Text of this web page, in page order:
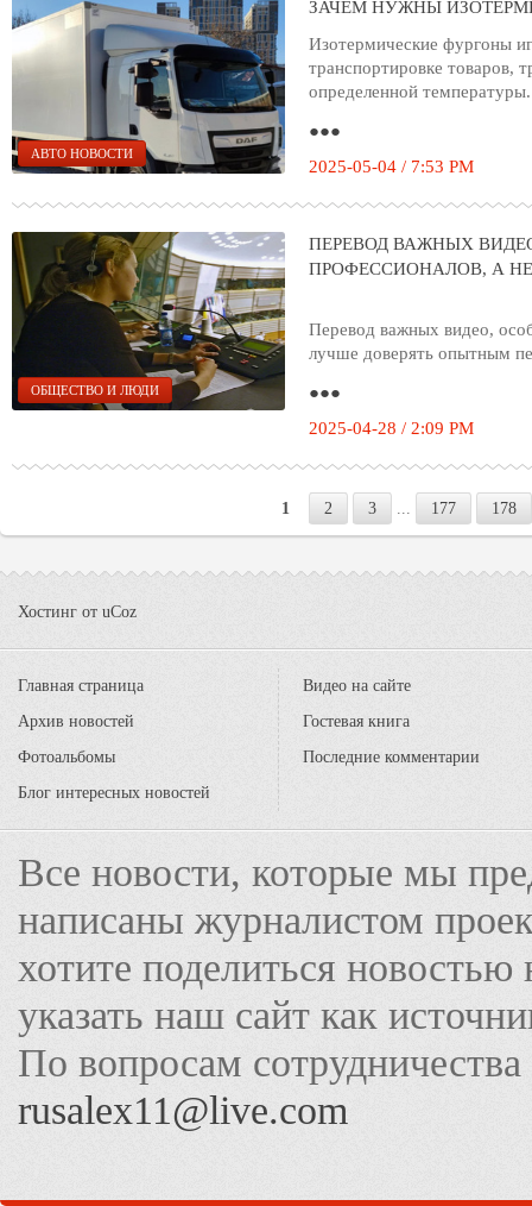
АВТО НОВОСТИ
ЗАЧЕМ НУЖНЫ
Изотермические фургоны
транспортировке товаров,
определенной температуры.
●●●
2025-05-04 / 7:53 PM
ОБЩЕСТВО И ЛЮДИ
ПЕРЕВОД ВАЖНЫХ
ПРОФЕССИОНАЛОВ, А
Перевод важных видео,
лучше доверять опытным
●●●
2025-04-28 / 2:09 PM
1 2 3 ... 177 178
Хостинг от uCoz
Главная страница
Архив новостей
Фотоальбомы
Блог интересных новостей
Видео на сайте
Гостевая книга
Последние комментарии
Все новости, которые мы
написаны журналистом
хотите поделиться
указать наш сайт как
По вопросам
rusalex11@live.com